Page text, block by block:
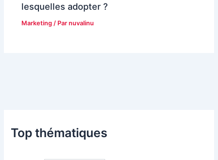
lesquelles adopter ?
Marketing / Parnuvalinu
Top thématiques